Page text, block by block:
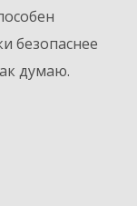
безопаснее
думаю.